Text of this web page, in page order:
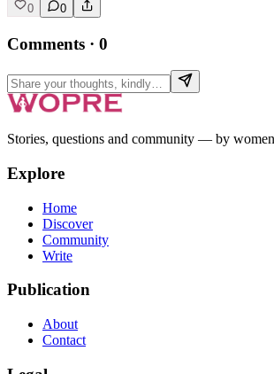
0 0
Comments · 0
Stories, questions and community — by
Explore
Home
Discover
Community
Write
Publication
About
Contact